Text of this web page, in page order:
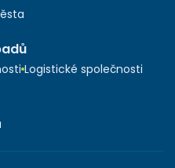
Logistické společnosti